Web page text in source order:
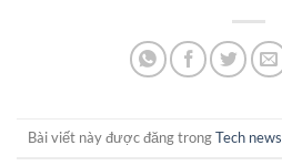
Bài viết này được đăng trongTech news